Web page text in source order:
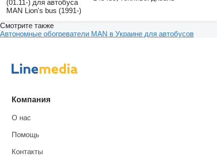
(01.11-) для автобуса
MAN Lion's bus (1991-)
Смотрите также
Автономные обогреватели MAN в Украине для автобусов
Компания
О нас
Помощь
Контакты